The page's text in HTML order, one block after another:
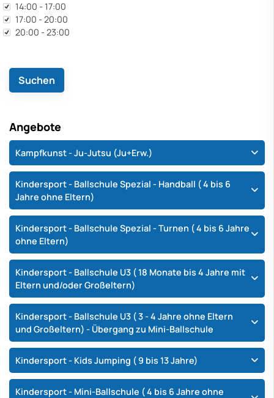
14:00 - 17:00
17:00 - 20:00
20:00 - 23:00
Angebote
Kampfkunst - Ju-Jutsu (Ju+Erw.)
Kindersport - Ballschule Spezial - Handball ( 4 bis 6
Jahre ohne Eltern)
Kindersport - Ballschule Spezial - Turnen ( 4 bis 6 Jahre
ohne Eltern)
Kindersport - Ballschule U3 ( 18 Monate bis 4 Jahre mit
Eltern und/oder Großeltern)
Kindersport - Ballschule U3 ( 3 - 4 Jahre ohne Eltern
und Großeltern) - Übergang zu Mini-Ballschule
Kindersport - Kids Jumping ( 9 bis 13 Jahre)
Kindersport - Mini-Ballschule ( 4 bis 6 Jahre ohne